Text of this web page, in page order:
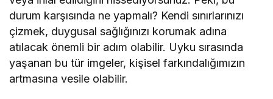
durum karşısında ne yapmalı? Kendi sınırlarınızı
çizmek, duygusal sağlığınızı korumak adına
atılacak önemli bir adım olabilir. Uyku sırasında
yaşanan bu tür imgeler, kişisel farkındalığımızın
artmasına vesile olabilir.